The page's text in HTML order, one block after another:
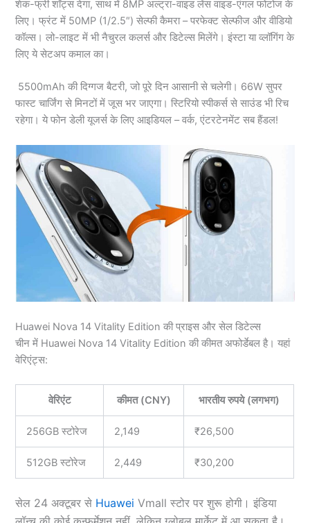
शेक-फ्री शॉट्स देगा, साथ में 8MP अल्ट्रा-वाइड लेंस वाइड-एंगल फोटोज के
लिए। फ्रंट में 50MP (1/2.5″) सेल्फी कैमरा – परफेक्ट सेल्फीज और वीडियो
कॉल्स। लो-लाइट में भी नैचुरल कलर्स और डिटेल्स मिलेंगे। इंस्टा या व्लॉगिंग के
लिए ये सेटअप कमाल का।
5500mAh की दिग्गज बैटरी, जो पूरे दिन आसानी से चलेगी। 66W सुपर
फास्ट चार्जिंग से मिनटों में जूस भर जाएगा। स्टिरियो स्पीकर्स से साउंड भी रिच
रहेगा। ये फोन डेली यूजर्स के लिए आइडियल – वर्क, एंटरटेनमेंट सब हैंडल!
Huawei Nova 14 Vitality Edition की प्राइस और सेल डिटेल्स
चीन में Huawei Nova 14 Vitality Edition की कीमत अफोर्डेबल है। यहां
वेरिएंट्स:
वेरिएंट कीमत (CNY) भारतीय रुपये (लगभग)
256GB स्टोरेज 2,149 ₹26,500
512GB स्टोरेज 2,449 ₹30,200
सेल 24 अक्टूबर से Huawei Vmall स्टोर पर शुरू होगी। इंडिया